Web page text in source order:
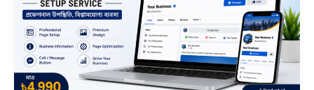
Professional
Facebook
Business
Page
প্রয়োজন?